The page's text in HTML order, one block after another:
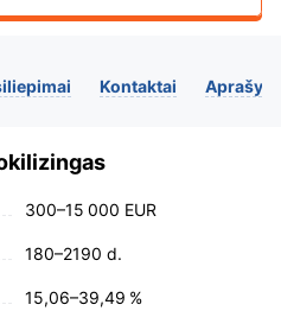
Kontaktai
300–15 000 EUR
180–2190 d.
15,06–39,49 %